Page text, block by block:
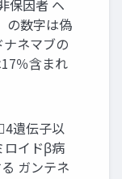
保因者 ヘ
の数字は偽
ネマブの
％含まれ
遺伝子以
ロイドβ病
ガンテネ